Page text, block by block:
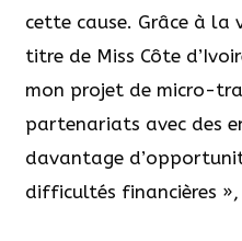
cette cause. Grâce à
titre de Miss Côte
mon projet de micro-
partenariats avec des
davantage
difficultés financières